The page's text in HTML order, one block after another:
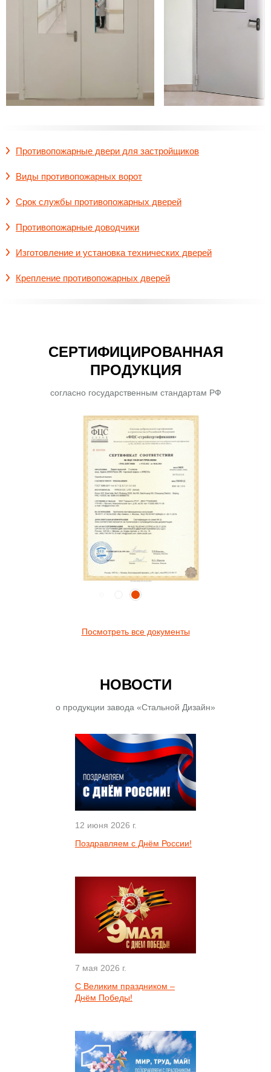
Противопожарные двери для застройщиков
Виды противопожарных ворот
Срок службы противопожарных дверей
Противопожарные доводчики
Изготовление и установка технических дверей
Крепление противопожарных дверей
СЕРТИФИЦИРОВАННАЯ
ПРОДУКЦИЯ
согласно государственным стандартам РФ
Посмотреть все документы
НОВОСТИ
о продукции завода «Стальной Дизайн»
12 июня 2026 г.
Поздравляем с Днём России!
7 мая 2026 г.
С Великим праздником –
Днём Победы!